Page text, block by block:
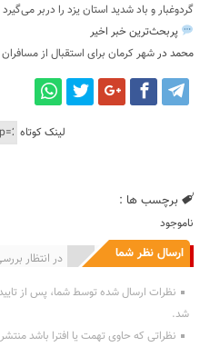
گردوغبار و باد شدید استان یزد را دربر می‌گیرد
پربحث‌ترین خبر اخیر
محمد درشهر کرمان برای استقبال از
لینک کوتاه
برچسب ها :
ناموجود
ارسال نظر شما در انتظار انتشار یافته : 0
نظرات ارسال شده توسط شما، پس از
شد.
نظراتی که حاوی تهمت یا افترا باشد